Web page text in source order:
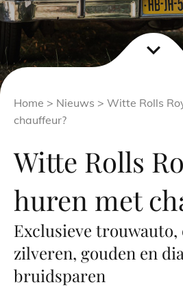
expand_more
Home > Nieuws > Witte Rolls
chauffeur?
Witte Rolls
huren met
Exclusieve trouwauto,
zilveren, gouden en
bruidsparen